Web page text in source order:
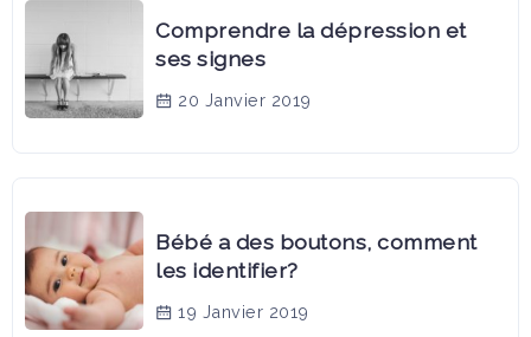
Comprendre la dépression et
ses signes
20 Janvier 2019
Bébé a des boutons, comment
les identifier?
19 Janvier 2019